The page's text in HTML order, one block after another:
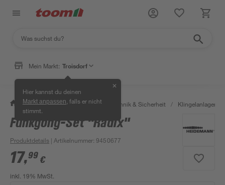
Mein Markt: Troisdorf
Hier kannst du deinen
Markt anpassen , falls er nicht
stimmt.
✕
/ Bauen & Renovieren / Haustechnik & Sicherheit / Klingelanlagen
Funkgong-Set ''Radix''
Produktdetails | Artikelnummer:9450677
17,99 €
inkl. 19% MwSt.